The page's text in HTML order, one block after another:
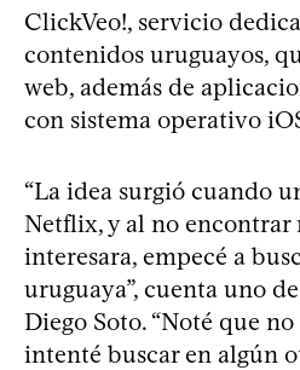
ClickVeo!, servicio
contenidos uruguayos,
web, además de
con sistema operativo
“La idea surgió cuando
Netflix, y al no encontrar
interesara, empecé a
uruguaya”, cuenta uno
Diego Soto. “Noté que
intenté buscar en algún